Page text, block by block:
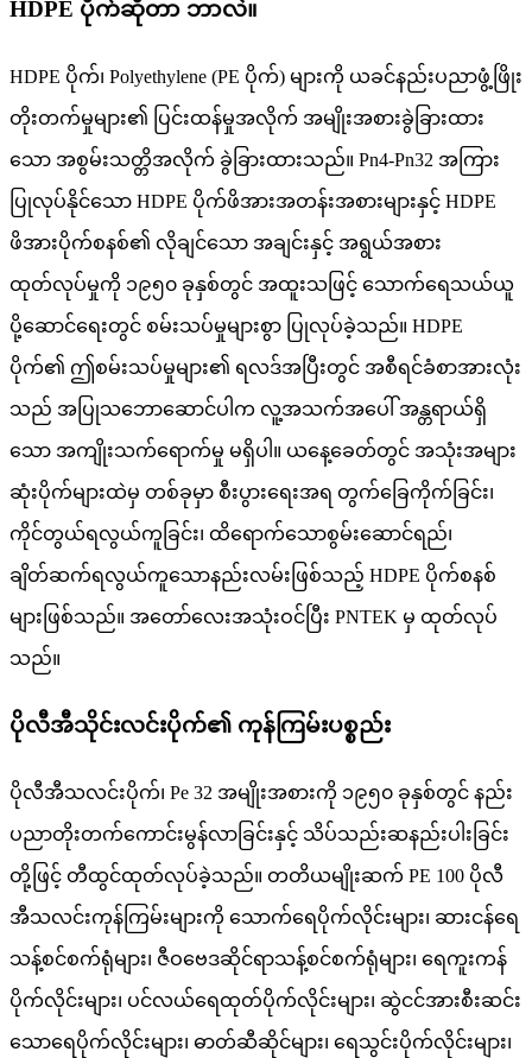
HDPE ပိုက်ဆိုတာ ဘာလဲ။
HDPE ပိုက်၊ Polyethylene (PE ပိုက်) များကို ယခင်နည်းပညာဖွံ့ဖြိုး
တိုးတက်မှုများ၏ ပြင်းထန်မှုအလိုက် အမျိုးအစားခွဲခြားထား
သော အစွမ်းသတ္တိအလိုက် ခွဲခြားထားသည်။ Pn4-Pn32 အကြား
ပြုလုပ်နိုင်သော HDPE ပိုက်ဖိအားအတန်းအစားများနှင့် HDPE
ဖိအားပိုက်စနစ်၏ လိုချင်သော အချင်းနှင့် အရွယ်အစား
ထုတ်လုပ်မှုကို ၁၉၅၀ ခုနှစ်တွင် အထူးသဖြင့် သောက်ရေသယ်ယူ
ပို့ဆောင်ရေးတွင် စမ်းသပ်မှုများစွာ ပြုလုပ်ခဲ့သည်။ HDPE
ပိုက်၏ ဤစမ်းသပ်မှုများ၏ ရလဒ်အပြီးတွင် အစီရင်ခံစာအားလုံး
သည် အပြုသဘောဆောင်ပါက လူ့အသက်အပေါ် အန္တရာယ်ရှိ
သော အကျိုးသက်ရောက်မှု မရှိပါ။ ယနေ့ခေတ်တွင် အသုံးအများ
ဆုံးပိုက်များထဲမှ တစ်ခုမှာ စီးပွားရေးအရ တွက်ခြေကိုက်ခြင်း၊
ကိုင်တွယ်ရလွယ်ကူခြင်း၊ ထိရောက်သောစွမ်းဆောင်ရည်၊
ချိတ်ဆက်ရလွယ်ကူသောနည်းလမ်းဖြစ်သည့် HDPE ပိုက်စနစ်
များဖြစ်သည်။ အတော်လေးအသုံးဝင်ပြီး PNTEK မှ ထုတ်လုပ်
သည်။
ပိုလီအီသိုင်းလင်းပိုက်၏ ကုန်ကြမ်းပစ္စည်း
ပိုလီအီသလင်းပိုက်၊ Pe 32 အမျိုးအစားကို ၁၉၅၀ ခုနှစ်တွင် နည်း
ပညာတိုးတက်ကောင်းမွန်လာခြင်းနှင့် သိပ်သည်းဆနည်းပါးခြင်း
တို့ဖြင့် တီထွင်ထုတ်လုပ်ခဲ့သည်။ တတိယမျိုးဆက် PE 100 ပိုလီ
အီသလင်းကုန်ကြမ်းများကို သောက်ရေပိုက်လိုင်းများ၊ ဆားငန်ရေ
သန့်စင်စက်ရုံများ၊ ဇီဝဗေဒဆိုင်ရာသန့်စင်စက်ရုံများ၊ ရေကူးကန်
ပိုက်လိုင်းများ၊ ပင်လယ်ရေထုတ်ပိုက်လိုင်းများ၊ ဆွဲငင်အားစီးဆင်း
သောရေပိုက်လိုင်းများ၊ ဓာတ်ဆီဆိုင်များ၊ ရေသွင်းပိုက်လိုင်းများ၊